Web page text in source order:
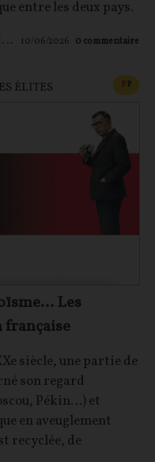
entre les deux pays.
10/06/2026 0 commentaire
ÉLITES FP
Les
siècle, une partie de
son regard
Pékin…) et
en aveuglement
recyclée, de